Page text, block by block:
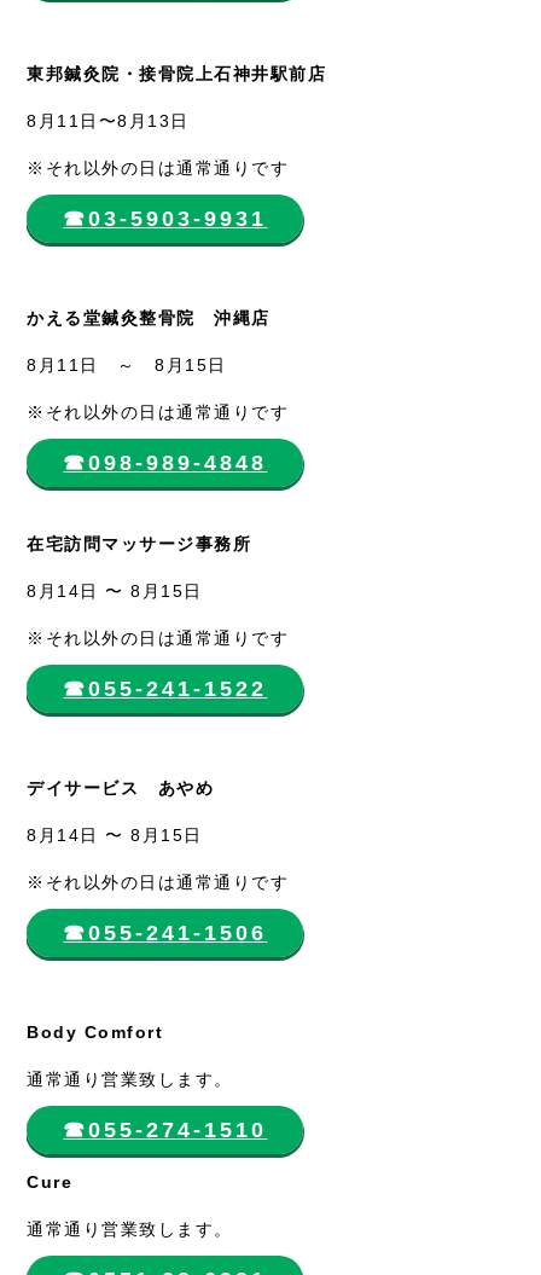
東邦鍼灸院・接骨院上石神井駅前店
8月11日〜8月13日
※それ以外の日は通常通りです
☎︎03-5903-9931
かえる堂鍼灸整骨院 沖縄店
8月11日 ～ 8月15日
※それ以外の日は通常通りです
☎︎098-989-4848
在宅訪問マッサージ事務所
8月14日 〜 8月15日
※それ以外の日は通常通りです
☎︎055-241-1522
デイサービス あやめ
8月14日 〜 8月15日
※それ以外の日は通常通りです
☎︎055-241-1506
Body Comfort
通常通り営業致します。
☎︎055-274-1510
Cure
通常通り営業致します。